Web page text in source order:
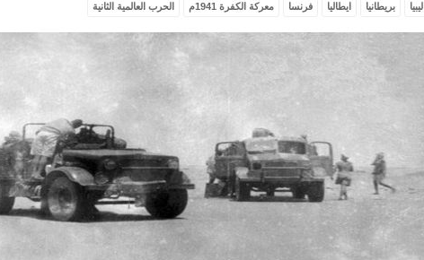
ليبيا | إنطلاق
تدريبات
فلينتلوك
2026 الدولية
بمشاركة
جيوش وقادة
من 30 دولة
بمدينة سرت
ليبيا بريطانيا ايطاليا فرنسا معركة الكفرة 1941م الحرب العالمية الثانية